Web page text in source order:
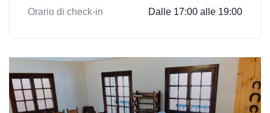
Orario di check-in Dalle 17:00 alle 19:00